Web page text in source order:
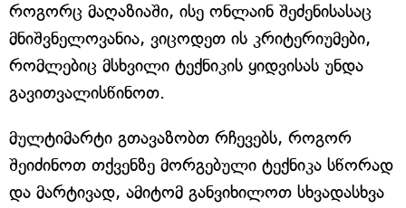
როგორც მაღაზიაში, ისე ონლაინ შეძენისასაც
მნიშვნელოვანია, ვიცოდეთ ის კრიტერიუმები,
რომლებიც მსხვილი ტექნიკის ყიდვისას უნდა
გავითვალისწინოთ.
მულტიმარტი გთავაზობთ რჩევებს, როგორ
შეიძინოთ თქვენზე მორგებული ტექნიკა სწორად
და მარტივად, ამიტომ განვიხილოთ სხვადასხვა